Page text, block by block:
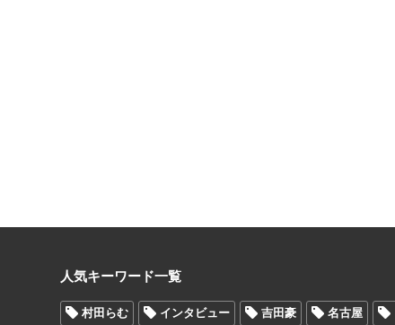
人気キーワード一覧
村田らむ インタビュー 吉田豪 名古屋